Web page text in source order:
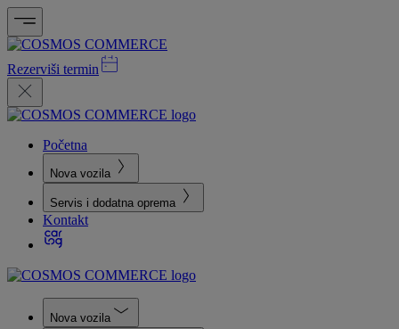
Rezerviši termin
Početna
Nova vozila
Servis i dodatna oprema
Kontakt
Nova vozila